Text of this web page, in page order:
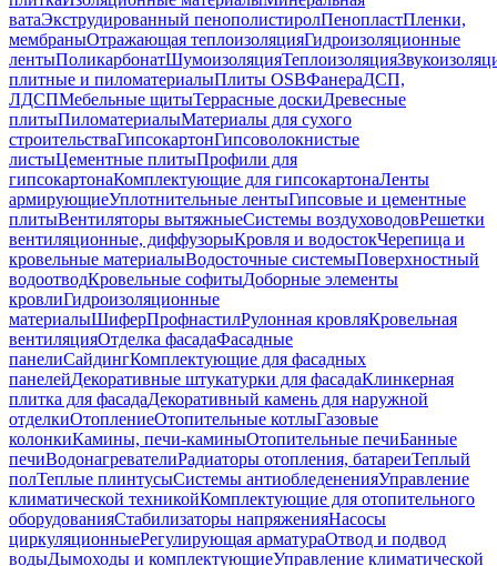
ватаЭкструдированный пенополистиролПенопластПленки,
мембраныОтражающая теплоизоляцияГидроизоляционные
лентыПоликарбонатШумоизоляцияТеплоизоляция
плитные и пиломатериалыПлиты OSBФанераДСП,
ЛДСПМебельные щитыТеррасные доскиДревесные
плитыПиломатериалыМатериалы для сухого
строительстваГипсокартонГипсоволокнистые
листыЦементные плитыПрофили для
гипсокартонаКомплектующие для гипсокартонаЛенты
армирующиеУплотнительные лентыГипсовые и цементные
плитыВентиляторы вытяжныеСистемы воздуховодовРешетки
вентиляционные, диффузорыКровля и водостокЧерепица и
кровельные материалыВодосточные системыПоверхностный
водоотводКровельные софитыДоборные элементы
кровлиГидроизоляционные
материалыШиферПрофнастилРулонная кровляКровельная
вентиляцияОтделка фасадаФасадные
панелиСайдингКомплектующие для фасадных
панелейДекоративные штукатурки для фасадаКлинкерная
плитка для фасадаДекоративный камень для наружной
отделкиОтоплениеОтопительные котлыГазовые
колонкиКамины, печи-каминыОтопительные печиБанные
печиВодонагревателиРадиаторы отопления, батареиТеплый
полТеплые плинтусыСистемы антиобледененияУправление
климатической техникойКомплектующие для отопительного
оборудованияСтабилизаторы напряженияНасосы
циркуляционныеРегулирующая арматураОтвод и подвод
водыДымоходы и комплектующиеУправление климатической